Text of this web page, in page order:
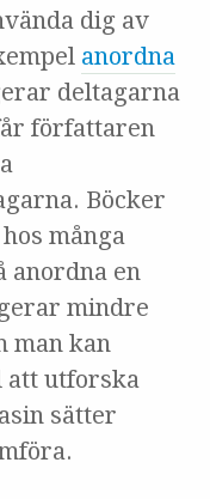
dig av
anordna
deltagarna
författaren
Böcker
många
anordna en
mindre
man kan
att utforska
sätter